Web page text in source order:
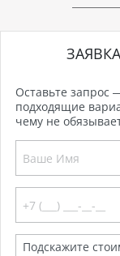
Оставьте запрос
подходящие
чему не